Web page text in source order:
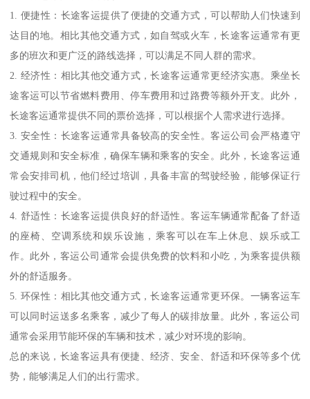
1. 便捷性：长途客运提供了便捷的交通方式，可以帮助人们快速到
达目的地。相比其他交通方式，如自驾或火车，长途客运通常有更
多的班次和更广泛的路线选择，可以满足不同人群的需求。
2. 经济性：相比其他交通方式，长途客运通常更经济实惠。乘坐长
途客运可以节省燃料费用、停车费用和过路费等额外开支。此外，
长途客运通常提供不同的票价选择，可以根据个人需求进行选择。
3. 安全性：长途客运通常具备较高的安全性。客运公司会严格遵守
交通规则和安全标准，确保车辆和乘客的安全。此外，长途客运通
常会安排司机，他们经过培训，具备丰富的驾驶经验，能够保证行
驶过程中的安全。
4. 舒适性：长途客运提供良好的舒适性。客运车辆通常配备了舒适
的座椅、空调系统和娱乐设施，乘客可以在车上休息、娱乐或工
作。此外，客运公司通常会提供免费的饮料和小吃，为乘客提供额
外的舒适服务。
5. 环保性：相比其他交通方式，长途客运通常更环保。一辆客运车
可以同时运送多名乘客，减少了每人的碳排放量。此外，客运公司
通常会采用节能环保的车辆和技术，减少对环境的影响。
总的来说，长途客运具有便捷、经济、安全、舒适和环保等多个优
势，能够满足人们的出行需求。